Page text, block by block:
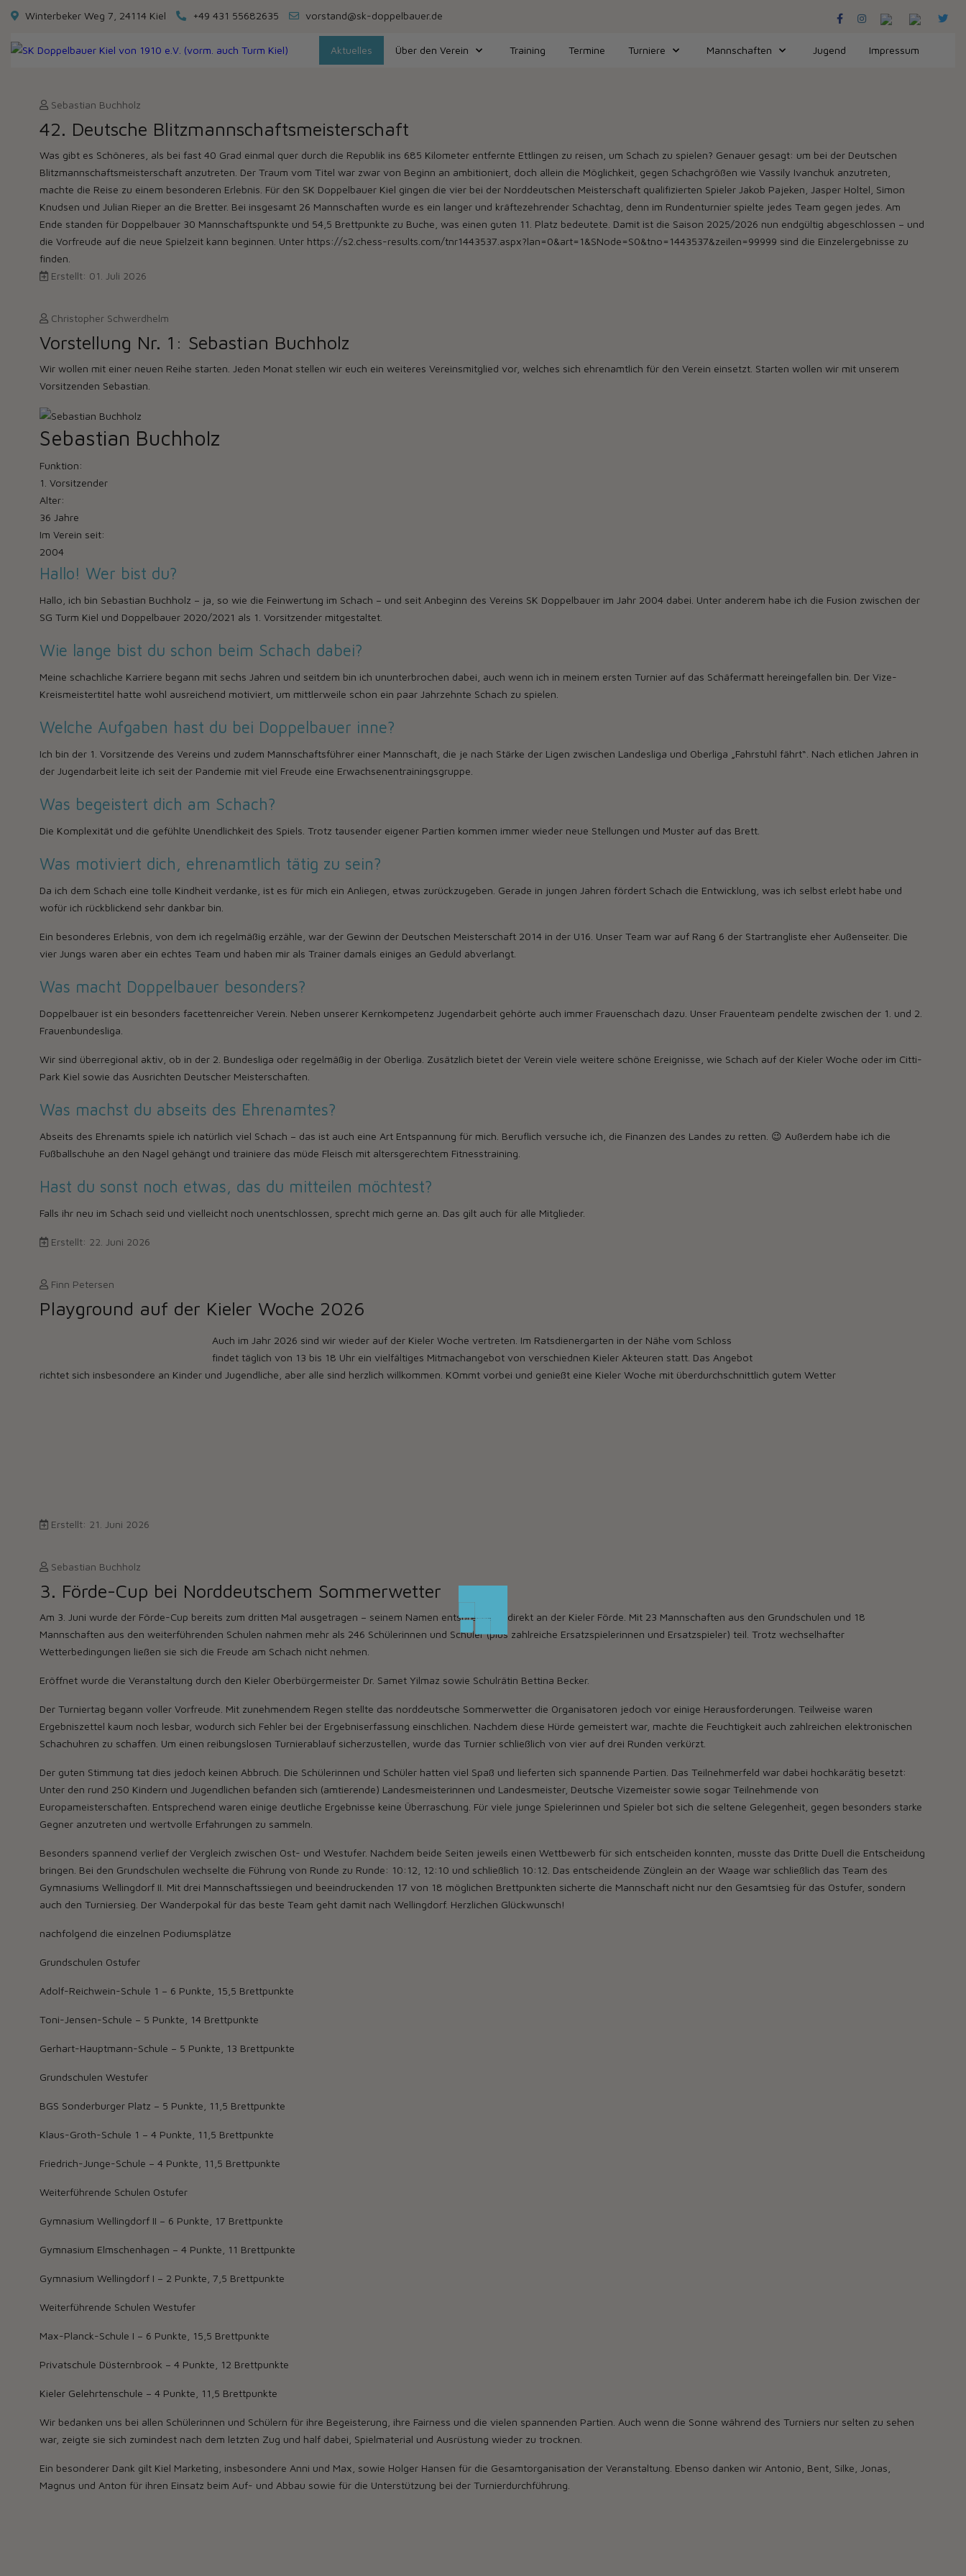
Winterbeker Weg 7, 24114 Kiel +49 431 55682635 vorstand@sk-doppelbauer.de
Aktuelles Über den Verein Training Termine Turniere Mannschaften Jugend Impressum
Sebastian Buchholz
42. Deutsche Blitzmannschaftsmeisterschaft
Was gibt es Schöneres, als bei fast 40 Grad einmal quer durch die Republik ins 685 Kilometer entfernte Ettlingen zu reisen, um Schach zu spielen? Genauer gesagt: um bei der Deutschen
Blitzmannschaftsmeisterschaft anzutreten. Der Traum vom Titel war zwar von Beginn an ambitioniert, doch allein die Möglichkeit, gegen Schachgrößen wie Vassily Ivanchuk anzutreten,
machte die Reise zu einem besonderen Erlebnis. Für den SK Doppelbauer Kiel gingen die vier bei der Norddeutschen Meisterschaft qualifizierten Spieler Jakob Pajeken, Jasper Holtel, Simon
Knudsen und Julian Rieper an die Bretter. Bei insgesamt 26 Mannschaften wurde es ein langer und kräftezehrender Schachtag, denn im Rundenturnier spielte jedes Team gegen jedes. Am
Ende standen für Doppelbauer 30 Mannschaftspunkte und 54,5 Brettpunkte zu Buche, was einen guten 11. Platz bedeutete. Damit ist die Saison 2025/2026 nun endgültig abgeschlossen – und
die Vorfreude auf die neue Spielzeit kann beginnen. Unter https://s2.chess-results.com/tnr1443537.aspx?lan=0&art=1&SNode=S0&tno=1443537&zeilen=99999 sind die Einzelergebnisse zu
finden.
Erstellt: 01. Juli 2026
Christopher Schwerdhelm
Vorstellung Nr. 1: Sebastian Buchholz
Wir wollen mit einer neuen Reihe starten. Jeden Monat stellen wir euch ein weiteres Vereinsmitglied vor, welches sich ehrenamtlich für den Verein einsetzt. Starten wollen wir mit unserem
Vorsitzenden Sebastian.
Sebastian Buchholz
Funktion:
1. Vorsitzender
Alter:
36 Jahre
Im Verein seit:
2004
Hallo! Wer bist du?
Hallo, ich bin Sebastian Buchholz – ja, so wie die Feinwertung im Schach – und seit Anbeginn des Vereins SK Doppelbauer im Jahr 2004 dabei. Unter anderem habe ich die Fusion zwischen der
SG Turm Kiel und Doppelbauer 2020/2021 als 1. Vorsitzender mitgestaltet.
Wie lange bist du schon beim Schach dabei?
Meine schachliche Karriere begann mit sechs Jahren und seitdem bin ich ununterbrochen dabei, auch wenn ich in meinem ersten Turnier auf das Schäfermatt hereingefallen bin. Der Vize-
Kreismeistertitel hatte wohl ausreichend motiviert, um mittlerweile schon ein paar Jahrzehnte Schach zu spielen.
Welche Aufgaben hast du bei Doppelbauer inne?
Ich bin der 1. Vorsitzende des Vereins und zudem Mannschaftsführer einer Mannschaft, die je nach Stärke der Ligen zwischen Landesliga und Oberliga „Fahrstuhl fährt“. Nach etlichen Jahren in
der Jugendarbeit leite ich seit der Pandemie mit viel Freude eine Erwachsenentrainingsgruppe.
Was begeistert dich am Schach?
Die Komplexität und die gefühlte Unendlichkeit des Spiels. Trotz tausender eigener Partien kommen immer wieder neue Stellungen und Muster auf das Brett.
Was motiviert dich, ehrenamtlich tätig zu sein?
Da ich dem Schach eine tolle Kindheit verdanke, ist es für mich ein Anliegen, etwas zurückzugeben. Gerade in jungen Jahren fördert Schach die Entwicklung, was ich selbst erlebt habe und
wofür ich rückblickend sehr dankbar bin.
Ein besonderes Erlebnis, von dem ich regelmäßig erzähle, war der Gewinn der Deutschen Meisterschaft 2014 in der U16. Unser Team war auf Rang 6 der Startrangliste eher Außenseiter. Die
vier Jungs waren aber ein echtes Team und haben mir als Trainer damals einiges an Geduld abverlangt.
Was macht Doppelbauer besonders?
Doppelbauer ist ein besonders facettenreicher Verein. Neben unserer Kernkompetenz Jugendarbeit gehörte auch immer Frauenschach dazu. Unser Frauenteam pendelte zwischen der 1. und 2.
Frauenbundesliga.
Wir sind überregional aktiv, ob in der 2. Bundesliga oder regelmäßig in der Oberliga. Zusätzlich bietet der Verein viele weitere schöne Ereignisse, wie Schach auf der Kieler Woche oder im Citti-
Park Kiel sowie das Ausrichten Deutscher Meisterschaften.
Was machst du abseits des Ehrenamtes?
Abseits des Ehrenamts spiele ich natürlich viel Schach – das ist auch eine Art Entspannung für mich. Beruflich versuche ich, die Finanzen des Landes zu retten. 😉 Außerdem habe ich die
Fußballschuhe an den Nagel gehängt und trainiere das müde Fleisch mit altersgerechtem Fitnesstraining.
Hast du sonst noch etwas, das du mitteilen möchtest?
Falls ihr neu im Schach seid und vielleicht noch unentschlossen, sprecht mich gerne an. Das gilt auch für alle Mitglieder.
Erstellt: 22. Juni 2026
Finn Petersen
Playground auf der Kieler Woche 2026
Auch im Jahr 2026 sind wir wieder auf der Kieler Woche vertreten. Im Ratsdienergarten in der Nähe vom Schloss
findet täglich von 13 bis 18 Uhr ein vielfältiges Mitmachangebot von verschiednen Kieler Akteuren statt. Das Angebot
richtet sich insbesondere an Kinder und Jugendliche, aber alle sind herzlich willkommen. KOmmt vorbei und genießt eine Kieler Woche mit überdurchschnittlich gutem Wetter
Erstellt: 21. Juni 2026
Sebastian Buchholz
3. Förde-Cup bei Norddeutschem Sommerwetter
Am 3. Juni wurde der Förde-Cup bereits zum dritten Mal ausgetragen – seinem Namen entsprechend direkt an der Kieler Förde. Mit 23 Mannschaften aus den Grundschulen und 18
Mannschaften aus den weiterführenden Schulen nahmen mehr als 246 Schülerinnen und Schüler (plus zahlreiche Ersatzspielerinnen und Ersatzspieler) teil. Trotz wechselhafter
Wetterbedingungen ließen sie sich die Freude am Schach nicht nehmen.
Eröffnet wurde die Veranstaltung durch den Kieler Oberbürgermeister Dr. Samet Yilmaz sowie Schulrätin Bettina Becker.
Der Turniertag begann voller Vorfreude. Mit zunehmendem Regen stellte das norddeutsche Sommerwetter die Organisatoren jedoch vor einige Herausforderungen. Teilweise waren
Ergebniszettel kaum noch lesbar, wodurch sich Fehler bei der Ergebniserfassung einschlichen. Nachdem diese Hürde gemeistert war, machte die Feuchtigkeit auch zahlreichen elektronischen
Schachuhren zu schaffen. Um einen reibungslosen Turnierablauf sicherzustellen, wurde das Turnier schließlich von vier auf drei Runden verkürzt.
Der guten Stimmung tat dies jedoch keinen Abbruch. Die Schülerinnen und Schüler hatten viel Spaß und lieferten sich spannende Partien. Das Teilnehmerfeld war dabei hochkarätig besetzt:
Unter den rund 250 Kindern und Jugendlichen befanden sich (amtierende) Landesmeisterinnen und Landesmeister, Deutsche Vizemeister sowie sogar Teilnehmende von
Europameisterschaften. Entsprechend waren einige deutliche Ergebnisse keine Überraschung. Für viele junge Spielerinnen und Spieler bot sich die seltene Gelegenheit, gegen besonders starke
Gegner anzutreten und wertvolle Erfahrungen zu sammeln.
Besonders spannend verlief der Vergleich zwischen Ost- und Westufer. Nachdem beide Seiten jeweils einen Wettbewerb für sich entscheiden konnten, musste das Dritte Duell die Entscheidung
bringen. Bei den Grundschulen wechselte die Führung von Runde zu Runde: 10:12, 12:10 und schließlich 10:12. Das entscheidende Zünglein an der Waage war schließlich das Team des
Gymnasiums Wellingdorf II. Mit drei Mannschaftssiegen und beeindruckenden 17 von 18 möglichen Brettpunkten sicherte die Mannschaft nicht nur den Gesamtsieg für das Ostufer, sondern
auch den Turniersieg. Der Wanderpokal für das beste Team geht damit nach Wellingdorf. Herzlichen Glückwunsch!
nachfolgend die einzelnen Podiumsplätze
Grundschulen Ostufer
Adolf-Reichwein-Schule 1 – 6 Punkte, 15,5 Brettpunkte
Toni-Jensen-Schule – 5 Punkte, 14 Brettpunkte
Gerhart-Hauptmann-Schule – 5 Punkte, 13 Brettpunkte
Grundschulen Westufer
BGS Sonderburger Platz – 5 Punkte, 11,5 Brettpunkte
Klaus-Groth-Schule 1 – 4 Punkte, 11,5 Brettpunkte
Friedrich-Junge-Schule – 4 Punkte, 11,5 Brettpunkte
Weiterführende Schulen Ostufer
Gymnasium Wellingdorf II – 6 Punkte, 17 Brettpunkte
Gymnasium Elmschenhagen – 4 Punkte, 11 Brettpunkte
Gymnasium Wellingdorf I – 2 Punkte, 7,5 Brettpunkte
Weiterführende Schulen Westufer
Max-Planck-Schule I – 6 Punkte, 15,5 Brettpunkte
Privatschule Düsternbrook – 4 Punkte, 12 Brettpunkte
Kieler Gelehrtenschule – 4 Punkte, 11,5 Brettpunkte
Wir bedanken uns bei allen Schülerinnen und Schülern für ihre Begeisterung, ihre Fairness und die vielen spannenden Partien. Auch wenn die Sonne während des Turniers nur selten zu sehen
war, zeigte sie sich zumindest nach dem letzten Zug und half dabei, Spielmaterial und Ausrüstung wieder zu trocknen.
Ein besonderer Dank gilt Kiel Marketing, insbesondere Anni und Max, sowie Holger Hansen für die Gesamtorganisation der Veranstaltung. Ebenso danken wir Antonio, Bent, Silke, Jonas,
Magnus und Anton für ihren Einsatz beim Auf- und Abbau sowie für die Unterstützung bei der Turnierdurchführung.